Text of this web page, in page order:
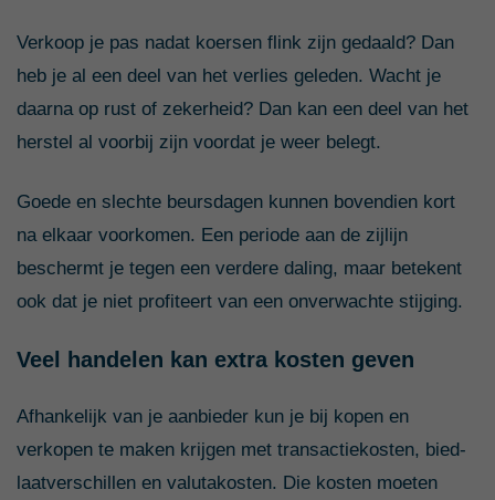
Verkoop je pas nadat koersen flink zijn gedaald? Dan
heb je al een deel van het verlies geleden. Wacht je
daarna op rust of zekerheid? Dan kan een deel van het
herstel al voorbij zijn voordat je weer belegt.
Goede en slechte beursdagen kunnen bovendien kort
na elkaar voorkomen. Een periode aan de zijlijn
beschermt je tegen een verdere daling, maar betekent
ook dat je niet profiteert van een onverwachte stijging.
Veel handelen kan extra kosten geven
Afhankelijk van je aanbieder kun je bij kopen en
verkopen te maken krijgen met transactiekosten, bied-
laatverschillen en valutakosten. Die kosten moeten